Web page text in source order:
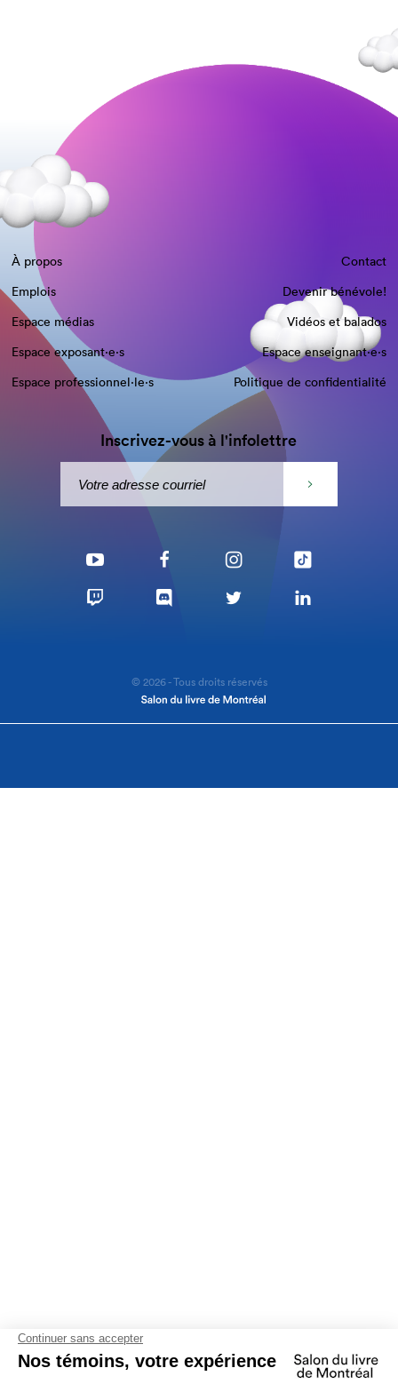
À propos
Contact
Emplois
Devenir bénévole!
Espace médias
Vidéos et balados
Espace exposant·e⋅s
Espace enseignant·e⋅s
Espace professionnel·le⋅s
Politique de confidentialité
Inscrivez-vous à l'infolettre
© 2026 - Tous droits réservés